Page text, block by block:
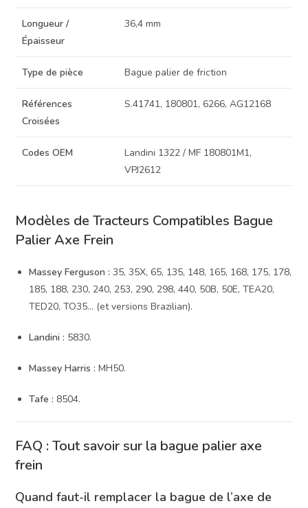
Longueur /
Épaisseur
36,4 mm
Type de pièce Bague palier de friction
Références
Croisées
S.41741, 180801, 6266, AG12168
Codes OEM
Landini 1322 / MF 180801M1,
VPJ2612
Modèles de Tracteurs Compatibles Bague
Palier Axe Frein
Massey Ferguson : 35, 35X, 65, 135, 148, 165, 168, 175, 178,
185, 188, 230, 240, 253, 290, 298, 440, 50B, 50E, TEA20,
TED20, TO35… (et versions Brazilian).
Landini : 5830.
Massey Harris : MH50.
Tafe : 8504.
FAQ : Tout savoir sur la bague palier axe
frein
Quand faut-il remplacer la bague de l’axe de